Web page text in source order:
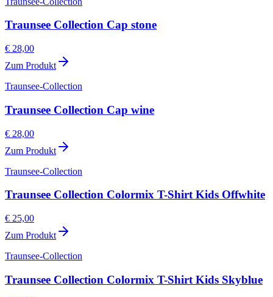
Traunsee Collection Cap stone
€ 28,00
Zum Produkt
Traunsee-Collection
Traunsee Collection Cap wine
€ 28,00
Zum Produkt
Traunsee-Collection
Traunsee Collection Colormix T-Shirt Kids Offwhite
€ 25,00
Zum Produkt
Traunsee-Collection
Traunsee Collection Colormix T-Shirt Kids Skyblue